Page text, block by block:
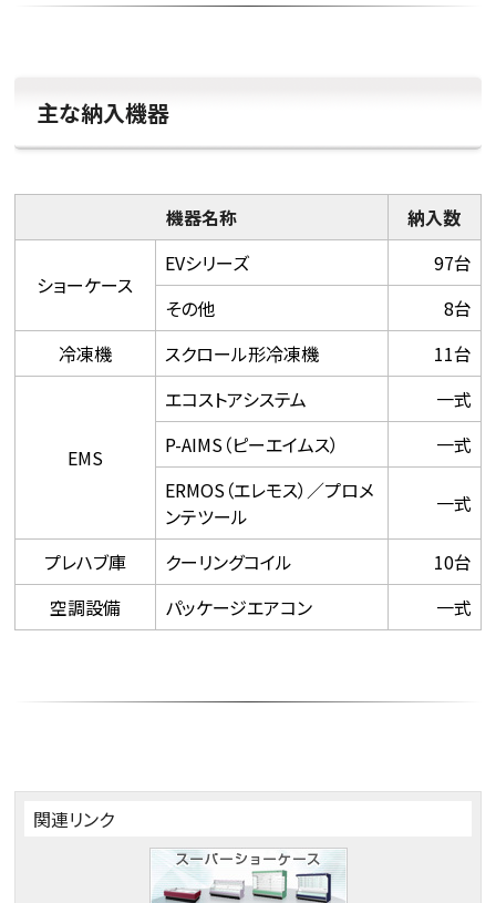
主な納入機器
機器名称 納入数
ショーケース
EVシリーズ
97台
その他
8台
冷凍機
スクロール形冷凍機 11台
EMS
エコストアシステム
一式
P-AIMS（ピーエイムス）
一式
ERMOS（エレモス）／プロメ
ンテツール
一式
プレハブ庫 クーリングコイル
10台
空調設備
パッケージエアコン 一式
関連リンク